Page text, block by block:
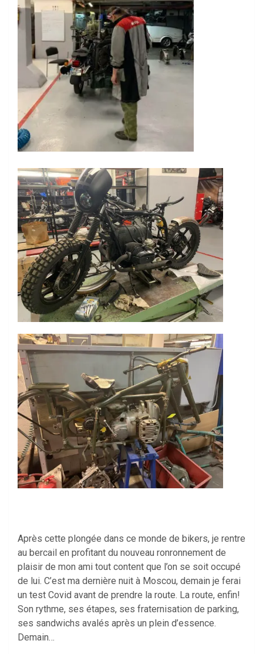
Après cette plongée dans ce monde de bikers, je rentre
au bercail en profitant du nouveau ronronnement de
plaisir de mon ami tout content que l’on se soit occupé
de lui. C’est ma dernière nuit à Moscou, demain je ferai
un test Covid avant de prendre la route. La route, enfin!
Son rythme, ses étapes, ses fraternisation de parking,
ses sandwichs avalés après un plein d’essence.
Demain…